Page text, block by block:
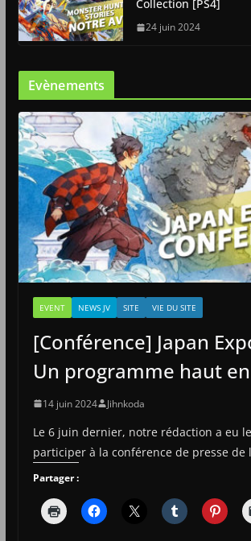
Collection [PS4]
24 juin 2024
Evènements
EVENT NEWS JV SITE VIE DU SITE
[Conférence] Japan
Un programme haut
14 juin 2024 Jihnkoda
Le 6 juin dernier, notre rédaction a eu
participer à la conférence de presse de
Partager :